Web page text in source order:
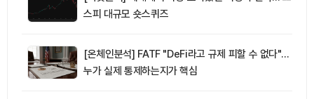
스피 대규모 숏스퀴즈
[온체인분석] FATF "DeFi라고 규제 피할 수 없다"…
누가 실제 통제하는지가 핵심